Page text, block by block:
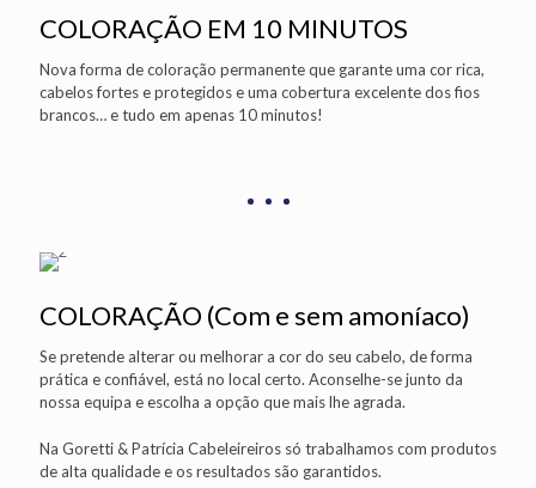
COLORAÇÃO EM 10 MINUTOS
Nova forma de coloração permanente que garante uma cor rica,
cabelos fortes e protegidos e uma cobertura excelente dos fios
brancos… e tudo em apenas 10 minutos!
COLORAÇÃO (Com e sem amoníaco)
Se pretende alterar ou melhorar a cor do seu cabelo, de forma
prática e confiável, está no local certo. Aconselhe-se junto da
nossa equipa e escolha a opção que mais lhe agrada.
Na Goretti & Patrícia Cabeleireiros só trabalhamos com produtos
de alta qualidade e os resultados são garantidos.